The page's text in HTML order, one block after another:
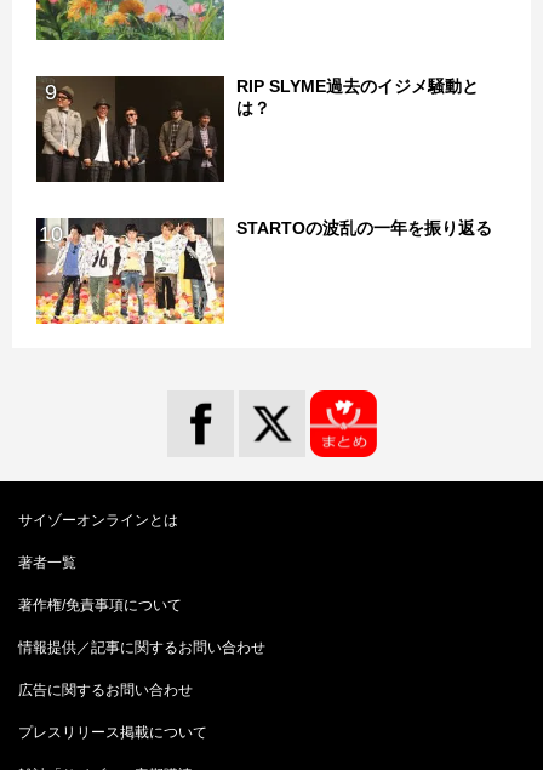
9
RIP SLYME過去のイジメ騒動と
は？
10 STARTOの波乱の一年を振り返る
サイゾーオンラインとは
著者一覧
著作権/免責事項について
情報提供／記事に関するお問い合わせ
広告に関するお問い合わせ
プレスリリース掲載について